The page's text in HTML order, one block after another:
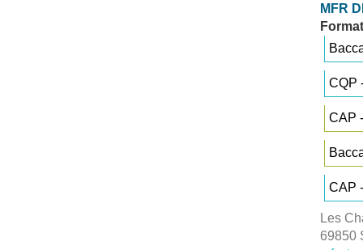
MFR
CQP
CAP
CAP
Les
69850